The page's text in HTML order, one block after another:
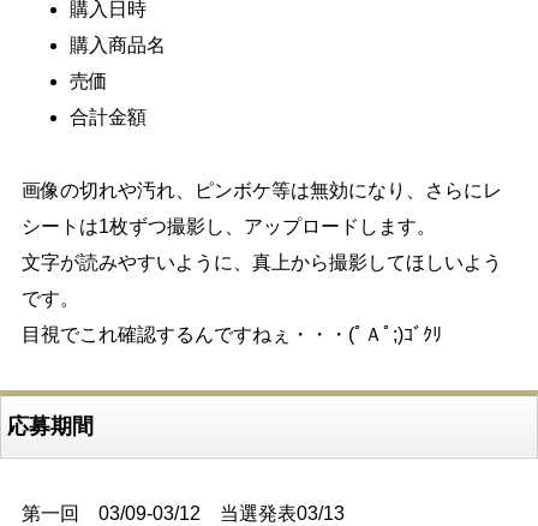
購入日時
購入商品名
売価
合計金額
画像の切れや汚れ、ピンボケ等は無効になり、さらにレ
シートは1枚ずつ撮影し、アップロードします。
文字が読みやすいように、真上から撮影してほしいよう
です。
目視でこれ確認するんですねぇ・・・(ﾟＡﾟ;)ｺﾞｸﾘ
応募期間
第一回 03/09-03/12 当選発表03/13